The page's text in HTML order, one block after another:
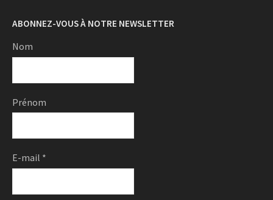
ABONNEZ-VOUS À NOTRE NEWSLETTER
Nom
Prénom
E-mail *